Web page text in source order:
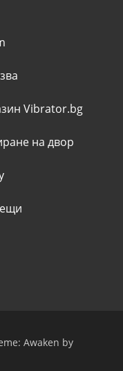
Vibrator.bg
на двор
Awaken by